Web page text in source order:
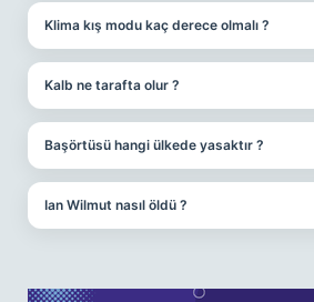
Klima kış modu kaç derece olmalı ?
Kalb ne tarafta olur ?
Başörtüsü hangi ülkede yasaktır ?
Ian Wilmut nasıl öldü ?